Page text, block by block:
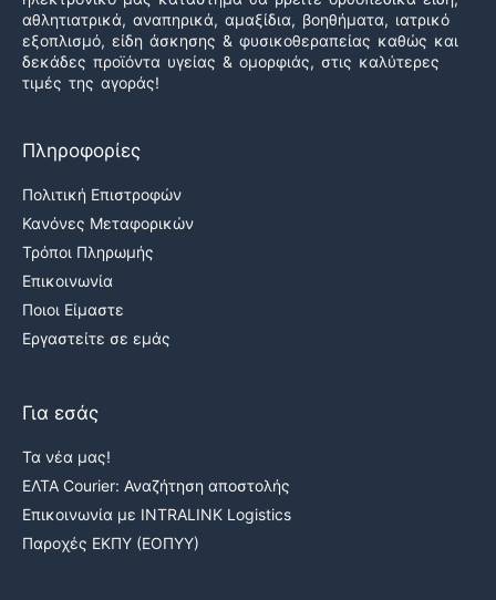
αθλητιατρικά, αναπηρικά, αμαξίδια, βοηθήματα, ιατρικό
εξοπλισμό, είδη άσκησης & φυσικοθεραπείας καθώς και
δεκάδες προϊόντα υγείας & ομορφιάς, στις καλύτερες
τιμές της αγοράς!
Πληροφορίες
Πολιτική Επιστροφών
Κανόνες Μεταφορικών
Τρόποι Πληρωμής
Επικοινωνία
Ποιοι Είμαστε
Εργαστείτε σε εμάς
Για εσάς
Τα νέα μας!
ΕΛΤΑ Courier: Αναζήτηση αποστολής
Επικοινωνία με INTRALINK Logistics
Παροχές ΕΚΠΥ (ΕΟΠΥΥ)